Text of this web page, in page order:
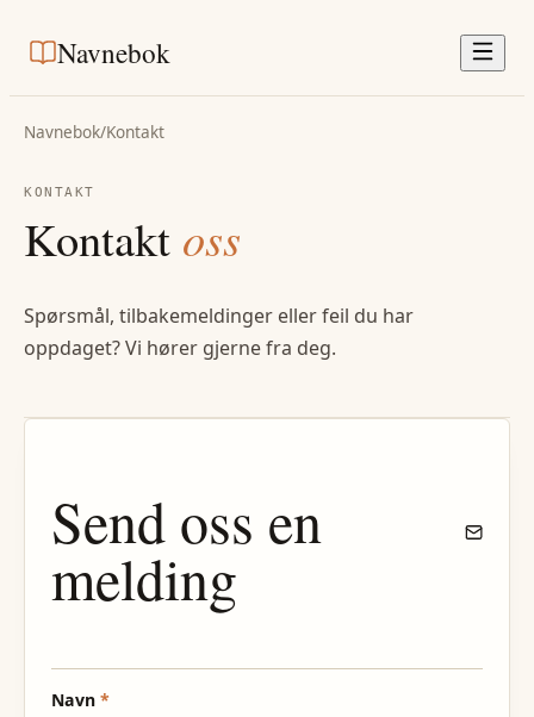
Navnebok
Navnebok/Kontakt
KONTAKT
Kontakt oss
Spørsmål, tilbakemeldinger eller feil du har
oppdaget? Vi hører gjerne fra deg.
Send oss en
melding
Navn *